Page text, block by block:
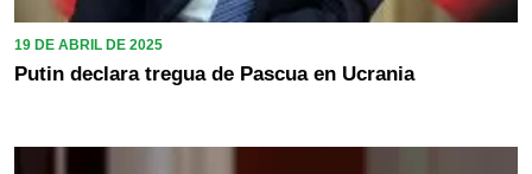
19 DE ABRIL DE 2025
Putin declara tregua de Pascua en Ucrania